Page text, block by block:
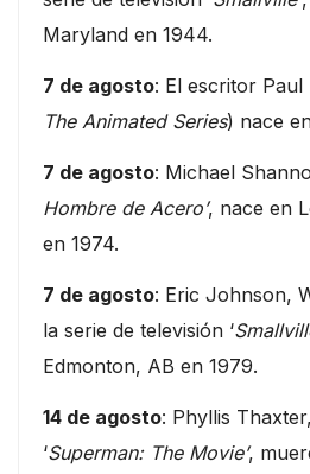
Maryland en 1944.
7 de agosto: El escritor Paul
The Animated Series) nace
7 de agosto: Michael
Hombre de Acero’, nace en
en 1974.
7 de agosto: Eric Johnson,
la serie de televisión ‘
Edmonton, AB en 1979.
14 de agosto: Phyllis
‘Superman: The Movie’,